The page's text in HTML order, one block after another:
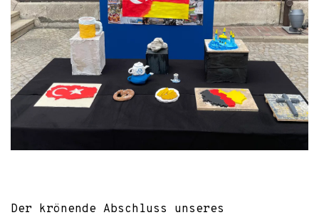
Der krönende Abschluss unseres